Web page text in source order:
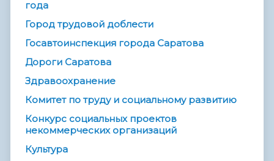
года
Город трудовой доблести
Госавтоинспекция города Саратова
Дороги Саратова
Здравоохранение
Комитет по труду и социальному развитию
Конкурс социальных проектов
некоммерческих организаций
Культура